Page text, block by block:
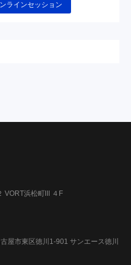
ラインセッション
VORT浜松町Ⅲ ４F
屋市東区徳川1-901 サンエース徳川